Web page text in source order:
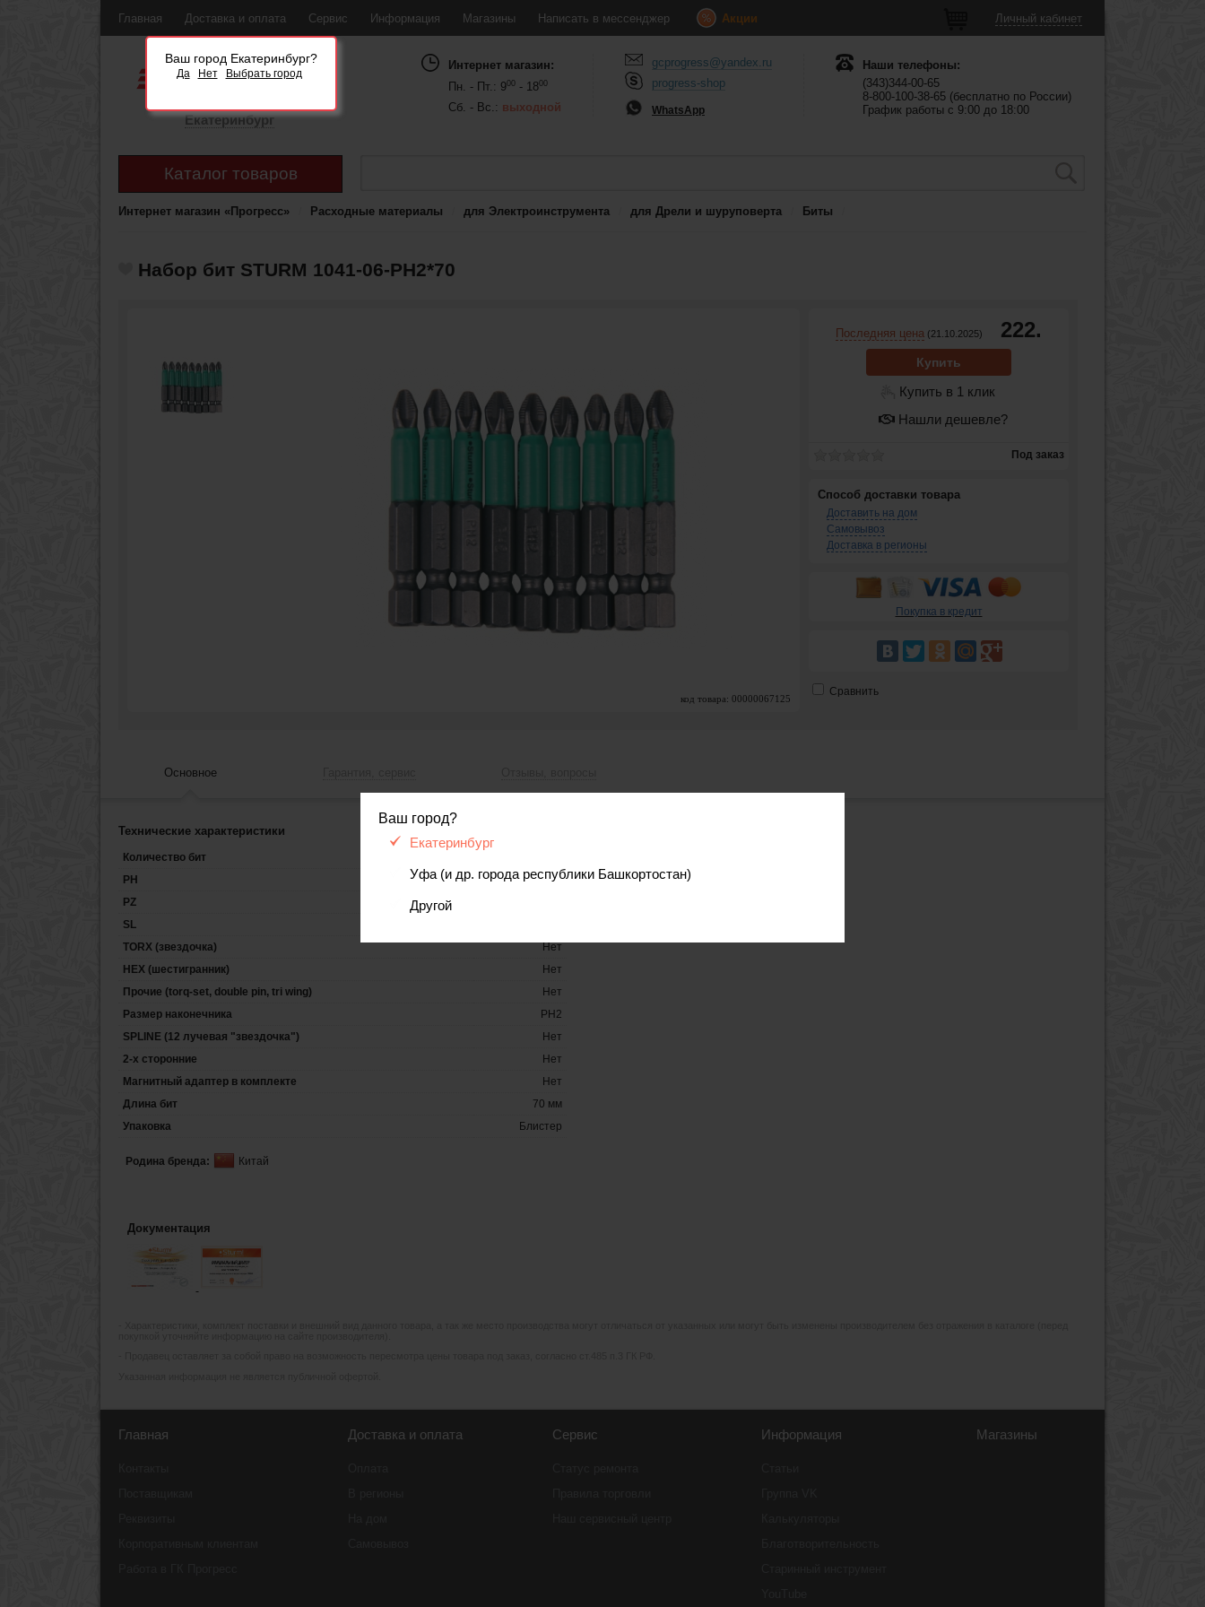
Ваш город?
Екатеринбург
Уфа (и др. города республики Башкортостан)
Другой
Главная Доставка и оплата Сервис Информация Магазины Написать в мессенджер Акции Личный кабинет
Ваш город Екатеринбург?
Да Нет Выбрать город
Екатеринбург
Интернет магазин:
Пн. - Пт.: 900 - 1800
Сб. - Вс.: выходной
gcprogress@yandex.ru
progress-shop
WhatsApp
Наши телефоны:
(343)344-00-65
8-800-100-38-65 (бесплатно по России)
График работы с 9:00 до 18:00
Каталог товаров
Интернет магазин «Прогресс» Расходные материалы для Электроинструмента для Дрели и шуруповерта Биты
Набор бит STURM 1041-06-PH2*70
код товара: 00000067125
Последняя цена (21.10.2025) 222.
Купить
Купить в 1 клик
Нашли дешевле?
Под заказ
Способ доставки товара
Доставить на дом
Самовывоз
Доставка в регионы
Покупка в кредит
Сравнить
Основное
Технические характеристики
Количество бит
PH
Есть
PZ
SL
TORX (звездочка)
Нет
HEX (шестигранник)
Нет
Прочие (torq-set, double pin, tri wing)
Нет
Размер наконечника
PH2
SPLINE (12 лучевая "звездочка")
Нет
2-х сторонние
Нет
Магнитный адаптер в комплекте
Нет
Длина бит
70 мм
Упаковка
Блистер
Родина бренда: Китай
Документация
Главная Доставка и оплата Сервис Информация Магазины